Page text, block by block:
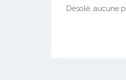
Désolé, aucune